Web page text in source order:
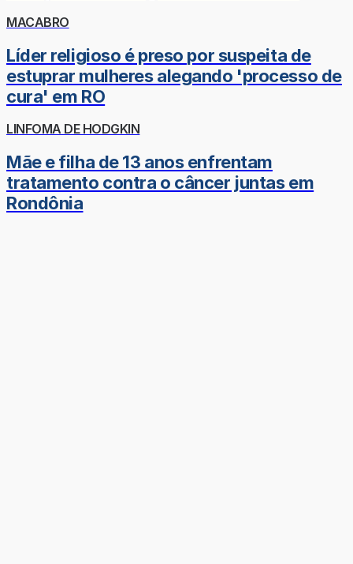
MACABRO
Líder religioso é preso por suspeita de
estuprar mulheres alegando 'processo de
cura' em RO
LINFOMA DE HODGKIN
Mãe e filha de 13 anos enfrentam
tratamento contra o câncer juntas em
Rondônia